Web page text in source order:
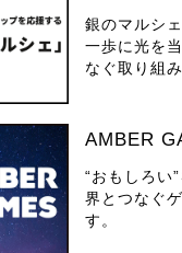
銀のマルシ
一歩に光を
なぐ取り組み
AMBER
“おもしろい
界とつなぐ
す。